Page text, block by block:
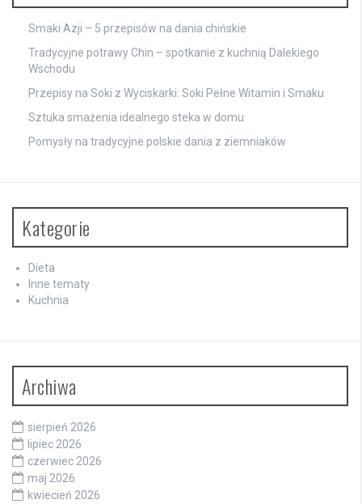
Smaki Azji – 5 przepisów na dania chińskie
Tradycyjne potrawy Chin – spotkanie z kuchnią Dalekiego
Wschodu
Przepisy na Soki z Wyciskarki: Soki Pełne Witamin i Smaku
Sztuka smażenia idealnego steka w domu
Pomysły na tradycyjne polskie dania z ziemniaków
Kategorie
Dieta
Inne tematy
Kuchnia
Archiwa
sierpień 2026
lipiec 2026
czerwiec 2026
maj 2026
kwiecień 2026